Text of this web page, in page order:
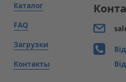
Каталог
FAQ
Загрузки
Контакты